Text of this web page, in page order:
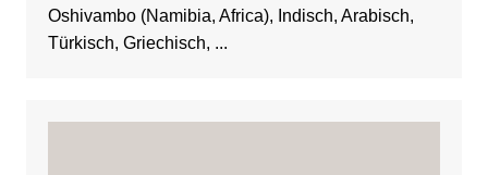
Oshivambo (Namibia, Africa), Indisch, Arabisch,
Türkisch, Griechisch, ...